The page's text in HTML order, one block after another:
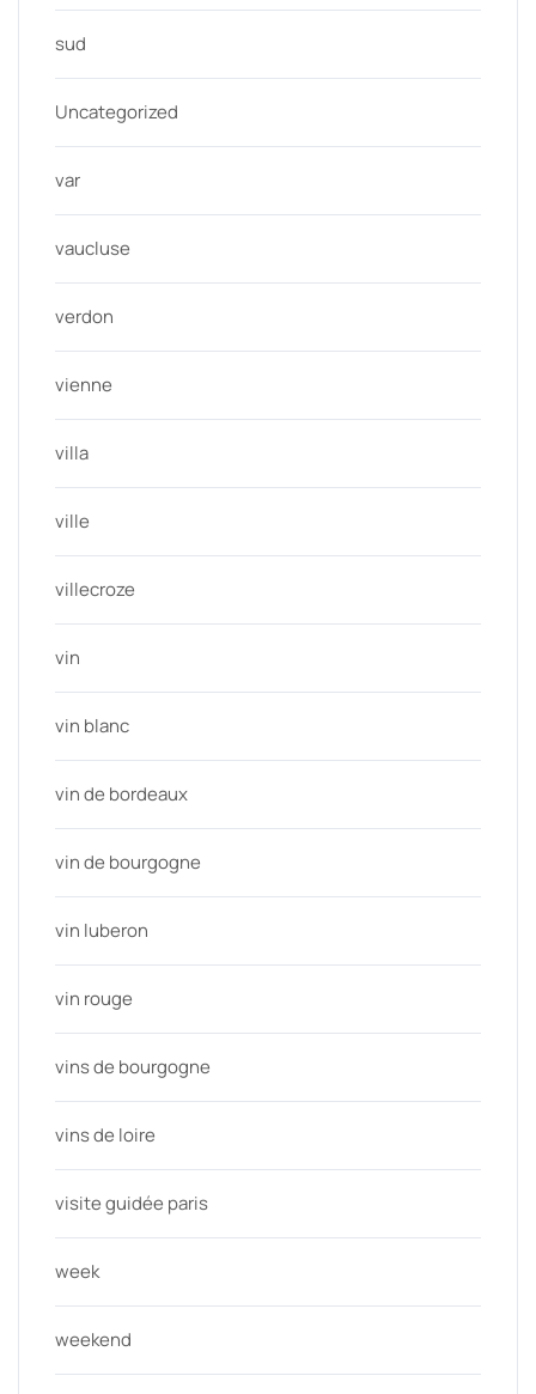
sud
Uncategorized
var
vaucluse
verdon
vienne
villa
ville
villecroze
vin
vin blanc
vin de bordeaux
vin de bourgogne
vin luberon
vin rouge
vins de bourgogne
vins de loire
visite guidée paris
week
weekend